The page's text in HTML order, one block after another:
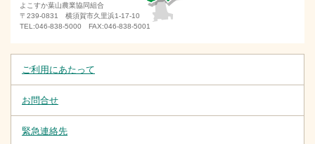
よこすか葉山農業協同組合
〒239-0831 横須賀市久里浜1-17-10
TEL:046-838-5000 FAX:046-838-5001
ご利用にあたって
お問合せ
緊急連絡先